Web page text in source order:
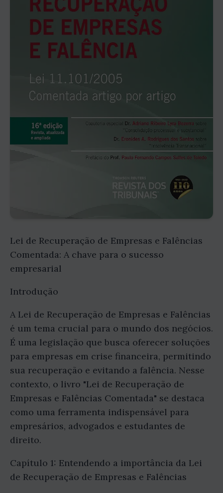
Lei de Recuperação de Empresas e Falências
Comentada: A chave para o sucesso
empresarial
Introdução
A Lei de Recuperação de Empresas e Falências
é um tema crucial para o mundo dos negócios.
É uma legislação que busca oferecer soluções
para empresas em crise financeira, permitindo
sua recuperação e evitando a falência. Nesse
contexto, o livro "Lei de Recuperação de
Empresas e Falências Comentada" se destaca
como uma ferramenta indispensável para
empresários, advogados e estudantes de
direito.
Capítulo 1: Entendendo a importância da Lei
de Recuperação de Empresas e Falências